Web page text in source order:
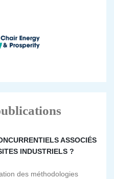
ASSOCIÉS
INDUSTRIELS ?
des méthodologies